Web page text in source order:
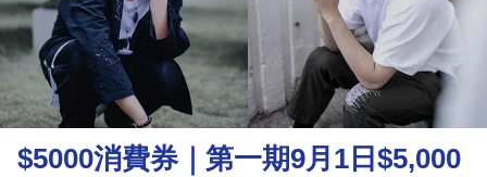
資
理
財
$5000消費券｜第一期9月1日$5,000